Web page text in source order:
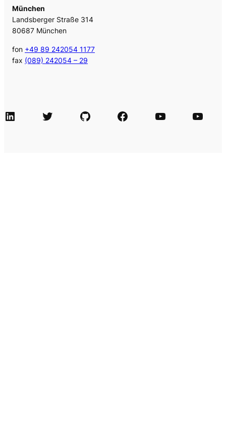
München
Landsberger Straße 314
80687 München
fon +49 89 242054 1177
fax (089) 242054 – 29
LinkedIn Twitter GitHub Facebook Agile Videos Tech-Videos